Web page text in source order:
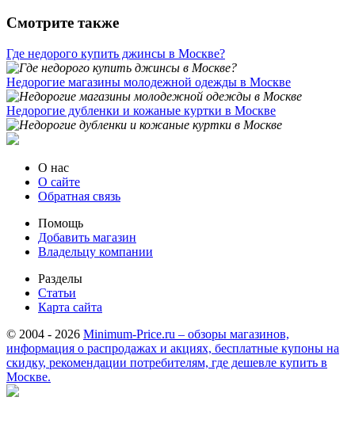
Смотрите также
Где недорого купить джинсы в Москве?
Недорогие магазины молодежной одежды в Москве
Недорогие дубленки и кожаные куртки в Москве
О нас
О сайте
Обратная связь
Помощь
Добавить магазин
Владельцу компании
Разделы
Статьи
Карта сайта
© 2004 - 2026 Minimum-Price.ru – обзоры магазинов,
информация о распродажах и акциях, бесплатные купоны на
скидку, рекомендации потребителям, где дешевле купить в
Москве.